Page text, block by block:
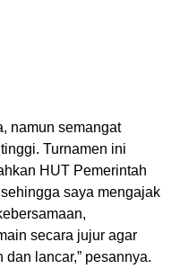
namun semangat
Turnamen ini
HUT Pemerintah
saya mengajak
secara jujur agar
lancar,” pesannya.